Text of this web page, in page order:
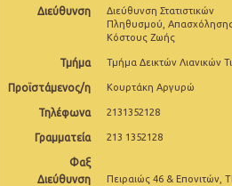
Μαρτίου 2025
Φεβρουαρίου 2025
Ιανουαρίου 2025
Νοεμβρίου 2024
Οκτωβρίου 2024
Διεύθυνση
Διεύθυνση Στατιστικών
Πληθυσμού, Απασχόλησης
Κόστους Ζωής
Τμήμα Τμήμα Δεικτών Λιανικών
Προϊστάμενος/η Κουρτάκη Αργυρώ
Τηλέφωνα 2131352128
Γραμματεία 213 1352128
Φαξ
Διεύθυνση
Πειραιώς 46 & Επονιτών,